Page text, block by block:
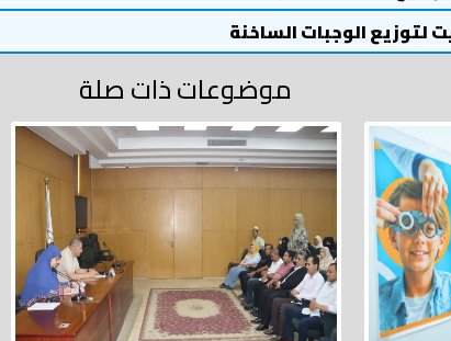
لتوزيع الوجبات الساخنة
موضوعات ذات صلة